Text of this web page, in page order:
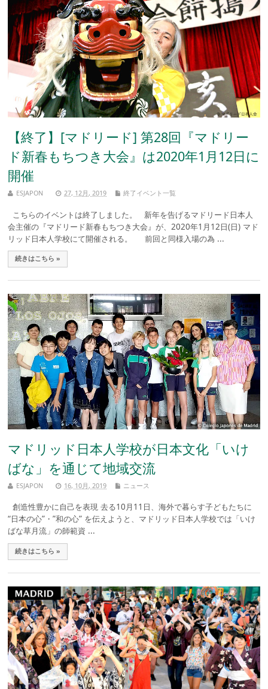
【終了】[マドリード] 第28回『マドリー
ド新春もちつき大会』は2020年1月12日に
開催
ESJAPON 27, 12月, 2019 終了イベント一覧
こちらのイベントは終了しました。 新年を告げるマドリード日本人
会主催の『マドリード新春もちつき大会』が、2020年1月12日(日) マド
リッド日本人学校にて開催される。 前回と同様入場の為 ...
続きはこちら »
マドリッド日本人学校が日本文化「いけ
ばな」を通じて地域交流
ESJAPON 16, 10月, 2019 ニュース
創造性豊かに自己を表現 去る10月11日、海外で暮らす子どもたちに
“日本の心”・”和の心” を伝えようと、マドリッド日本人学校では「いけ
ばな草月流」の師範資 ...
続きはこちら »